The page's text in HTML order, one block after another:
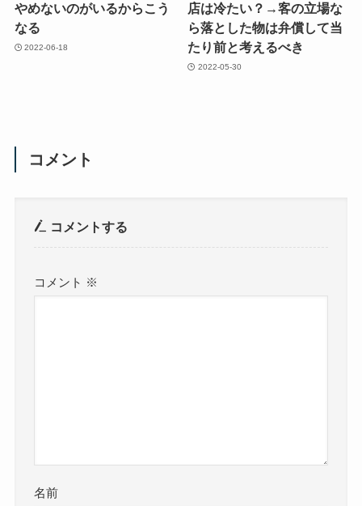
やめないのがいるからこう
なる
2022-06-18
店は冷たい？→客の立場な
ら落とした物は弁償して当
たり前と考えるべき
2022-05-30
コメント
コメントする
コメント ※
名前